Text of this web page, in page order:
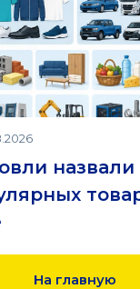
назвали
На главную